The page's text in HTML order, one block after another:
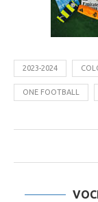
2023-2024
ONE FOOTBALL